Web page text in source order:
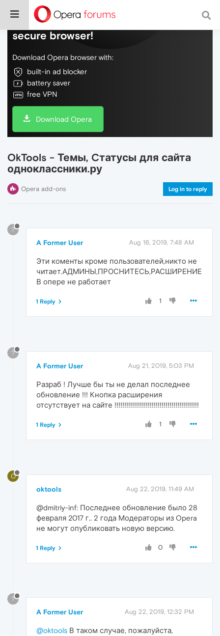
Do more on the web, with a fast and
secure browser!
Download Opera browser with:
built-in ad blocker
battery saver
free VPN
Download Opera
OkTools - Темы, Cтатусы для сайта
одноклассники.ру
Opera add-ons Log in to reply
?
A Former User Aug 16, 2019, 7:48 AM
Эти коменты кроме пользователей,никто не
читает.АДМИНЫ,ПРОСНИТЕСЬ,РАСШИРЕНИЕ
В опере не работает
1
1 Reply
?
A Former User Aug 21, 2019, 5:03 PM
Разраб ! Лучше бы ты не делал последнее
обновление !!! Кнопка расширения
отсутствует на сайте !!!!!!!!!!!!!!!!!!!!!!!!!!!!!!!!!!!!!!!!!!!
1
1 Reply
O
oktools Aug 22, 2019, 11:49 AM
@dmitriy-inf: Последнее обновление было 28
февраля 2017 г.. 2 года Модераторы из Opera
не могут опубликовать новую версию.
0
1 Reply
?
A Former User Aug 22, 2019, 12:32 PM
@oktools В таком случае, пожалуйста,